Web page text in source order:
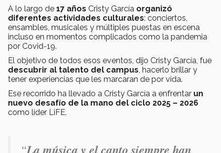
A lo largo de 17 años Cristy García organizó
diferentes actividades culturales: conciertos,
ensambles, musicales y múltiples puestas en escena
incluso en momentos complicados como la pandemia
por Covid-19.
El objetivo de todos esos eventos, dijo Cristy García, fue
descubrir al talento del campus, hacerlo brillar y
tener experiencias que les marcaran de por vida.
Ese recorrido ha llevado a Cristy García a enfrentar un
nuevo desafío de la mano del ciclo 2025 – 2026
como líder LiFE.
“La música y el canto siempre han